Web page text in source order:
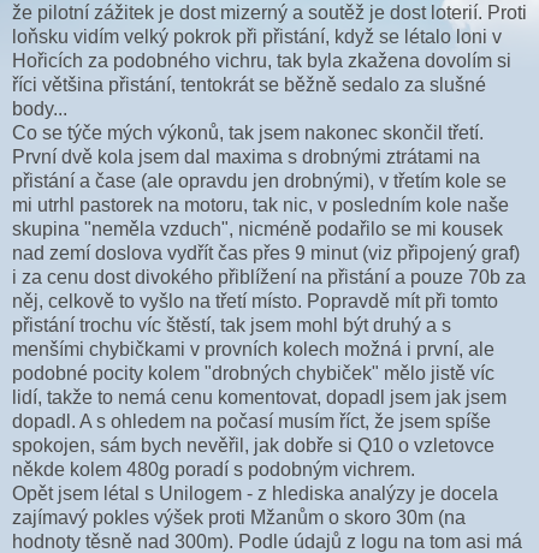
že pilotní zážitek je dost mizerný a soutěž je dost loterií. Proti
loňsku vidím velký pokrok při přistání, když se létalo loni v
Hořicích za podobného vichru, tak byla zkažena dovolím si
říci většina přistání, tentokrát se běžně sedalo za slušné
body...
Co se týče mých výkonů, tak jsem nakonec skončil třetí.
První dvě kola jsem dal maxima s drobnými ztrátami na
přistání a čase (ale opravdu jen drobnými), v třetím kole se
mi utrhl pastorek na motoru, tak nic, v posledním kole naše
skupina "neměla vzduch", nicméně podařilo se mi kousek
nad zemí doslova vydřít čas přes 9 minut (viz připojený graf)
i za cenu dost divokého přiblížení na přistání a pouze 70b za
něj, celkově to vyšlo na třetí místo. Popravdě mít při tomto
přistání trochu víc štěstí, tak jsem mohl být druhý a s
menšími chybičkami v provních kolech možná i první, ale
podobné pocity kolem "drobných chybiček" mělo jistě víc
lidí, takže to nemá cenu komentovat, dopadl jsem jak jsem
dopadl. A s ohledem na počasí musím říct, že jsem spíše
spokojen, sám bych nevěřil, jak dobře si Q10 o vzletovce
někde kolem 480g poradí s podobným vichrem.
Opět jsem létal s Unilogem - z hlediska analýzy je docela
zajímavý pokles výšek proti Mžanům o skoro 30m (na
hodnoty těsně nad 300m). Podle údajů z logu na tom asi má